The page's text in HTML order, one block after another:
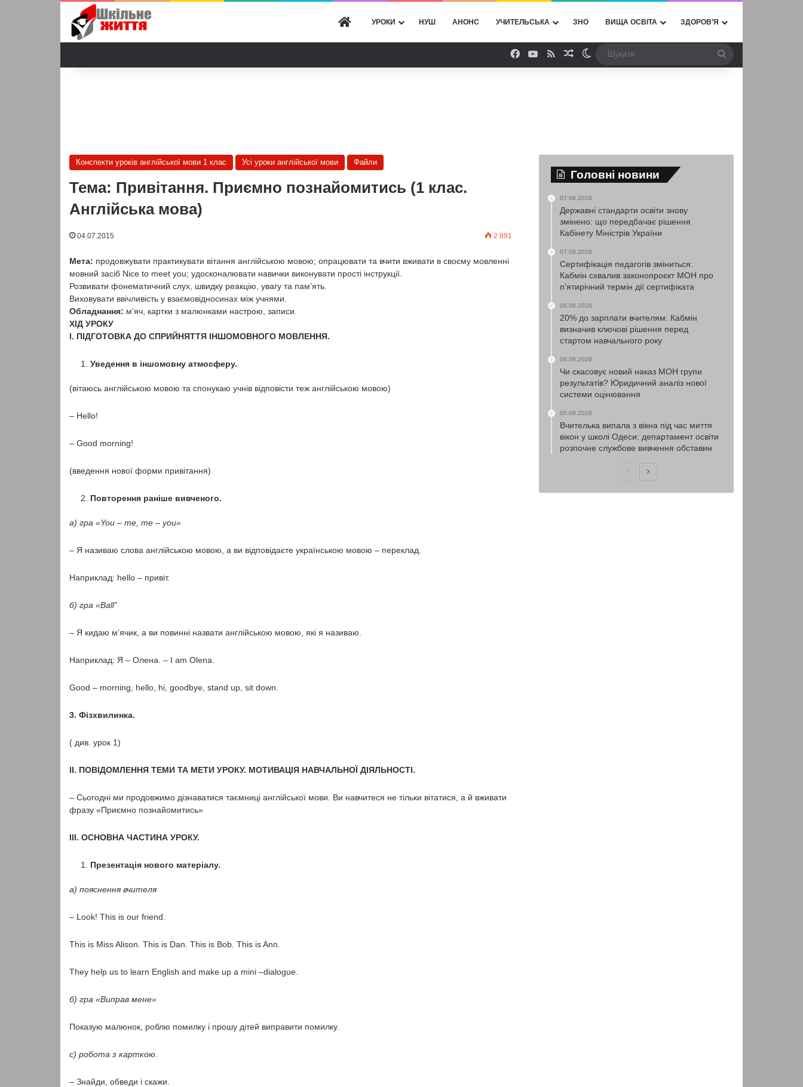
ГОЛОВНА
УРОКИ НУШ АНОНС УЧИТЕЛЬСЬКА ЗНО ВИЩА ОСВІТА ЗДОРОВ’Я
Facebook
YouTube
RSSВипадкова стаття
Switch skin
Конспекти уроків англійської мови 1 клас Усі уроки англійської мови Файли
Тема: Привітання. Приємно познайомитись (1 клас.
Англійська мова)
04.07.2015 2 891
Мета: продовжувати практикувати вітання англійською мовою; опрацювати та вчити вживати в своєму мовленні
мовний засіб Nice to meet you; удосконалювати навички виконувати прості інструкції.
Розвивати фонематичний слух, швидку реакцію, увагу та пам’ять.
Виховувати ввічливість у взаємовідносинах між учнями.
Обладнання: м’яч, картки з малюнками настрою, записи.
ХІД УРОКУ
І. ПІДГОТОВКА ДО СПРИЙНЯТТЯ ІНШОМОВНОГО МОВЛЕННЯ.
Уведення в іншомовну атмосферу.
(вітаюсь англійською мовою та спонукаю учнів відповісти теж англійською мовою)
– Hello!
– Good morning!
(введення нової форми привітання)
Повторення раніше вивченого.
а) гра «You – me, me– you»
– Я називаю слова англійською мовою, а ви відповідаєте українською мовою – переклад.
Наприклад: hello – привіт.
б) гра «Ball”
– Я кидаю м’ячик, а ви повинні назвати англійською мовою, які я називаю.
Наприклад: Я – Олена. – I am Olena.
Good – morning, hello, hi, goodbye, stand up, sit down.
3. Фізхвилинка.
( див. урок 1)
ІІ. ПОВІДОМЛЕННЯ ТЕМИ ТА МЕТИ УРОКУ. МОТИВАЦІЯ НАВЧАЛЬНОЇ ДІЯЛЬНОСТІ.
– Сьогодні ми продовжимо дізнаватися таємниці англійської мови. Ви навчитеся не тільки вітатися, а й вживати
фразу «Приємно познайомитись»
ІІІ. ОСНОВНА ЧАСТИНА УРОКУ.
Презентація нового матеріалу.
а) пояснення вчителя
– Look! This is our friend.
This is Miss Alison. This is Dan. This is Bob. This is Ann.
They help us to learn English and make up a mini –dialogue.
б) гра «Виправ мене»
Показую малюнок, роблю помилку і прошу дітей виправити помилку.
с) робота з карткою.
– Знайди, обведи і скажи.
Головні новини
07.08.2026
Державні стандарти освіти знову
змінено: що передбачає рішення
Кабінету Міністрів України
07.08.2026
Сертифікація педагогів зміниться:
Кабмін схвалив законопроєкт МОН про
п’ятирічний термін дії сертифіката
06.08.2026
20% до зарплати вчителям: Кабмін
визначив ключові рішення перед
стартом навчального року
06.08.2026
Чи скасовує новий наказ МОН групи
результатів? Юридичний аналіз нової
системи оцінювання
05.08.2026
Вчителька випала з вікна під час миття
вікон у школі Одеси: департамент освіти
розпочне службове вивчення обставин
ПопередняНаступна